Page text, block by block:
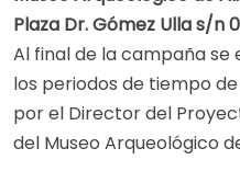
Plaza Dr. Gómez Ulla s/n
Al final de la campaña
los periodos de tiempo
por el Director del
del Museo Arqueológico